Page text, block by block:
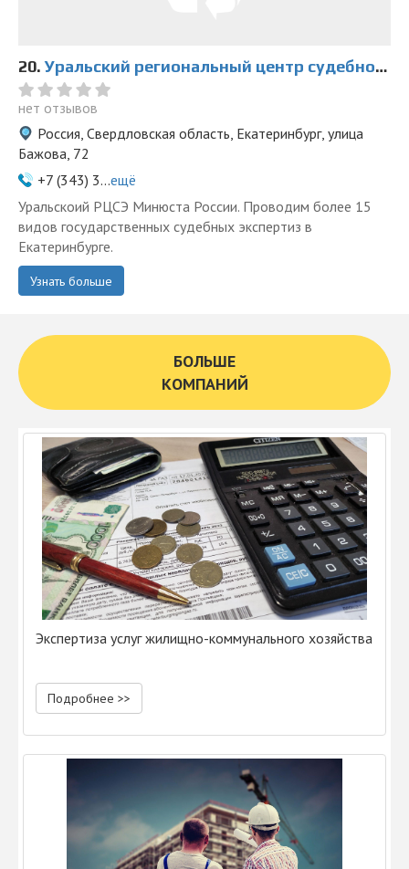
20.Уральский региональный центр судебной экспертизы
нет отзывов
Россия, Свердловская область, Екатеринбург, улица
Бажова, 72
+7 (343) 3...ещё
Уральскоий РЦСЭ Минюста России. Проводим более 15
видов государственных судебных экспертиз в
Екатеринбурге.
Узнать больше
БОЛЬШЕ
КОМПАНИЙ
Экспертиза услуг жилищно-коммунального хозяйства
Подробнее >>